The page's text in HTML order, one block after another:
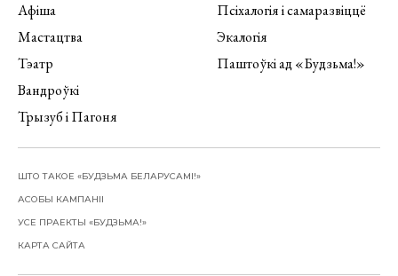
Афіша
Мастацтва
Тэатр
Вандроўкі
Трызуб і Пагоня
Псіхалогія і самаразвіццё
Экалогія
Паштоўкі ад «Будзьма!»
ШТО ТАКОЕ «БУДЗЬМА БЕЛАРУСАМІ!»
АСОБЫ КАМПАНІІ
УСЕ ПРАЕКТЫ «БУДЗЬМА!»
КАРТА САЙТА